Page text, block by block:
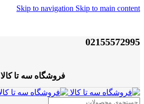
Skip to navigation Skip to main content
02155572995
فروشگاه سه تا کالا